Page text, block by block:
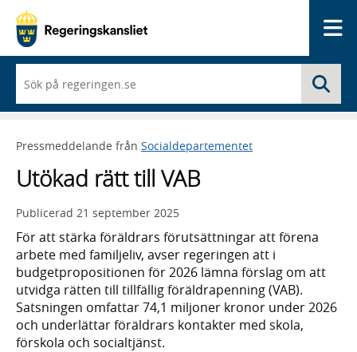
du
börjar
skriva
framträder
lista
med
sökförslag
Pressmeddelande från Socialdepartementet
Utökad rätt till VAB
Publicerad 21 september 2025
För att stärka föräldrars förutsättningar att förena
arbete med familjeliv, avser regeringen att i
budgetpropositionen för 2026 lämna förslag om att
utvidga rätten till tillfällig föräldrapenning (VAB).
Satsningen omfattar 74,1 miljoner kronor under 2026
och underlättar föräldrars kontakter med skola,
förskola och socialtjänst.